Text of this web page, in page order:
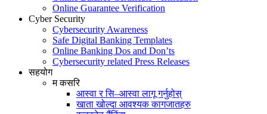
Online Guarantee Verification
Cyber Security
Cybersecurity Awareness
Safe Digital Banking Templates
Online Banking Dos and Don’ts
Cybersecurity related Press Releases
सहयोग
म कसरि
आस्वा र सि–आस्वा लागू गर्नुहोस्
खाता खोल्दा आवश्यक कागजातहरु